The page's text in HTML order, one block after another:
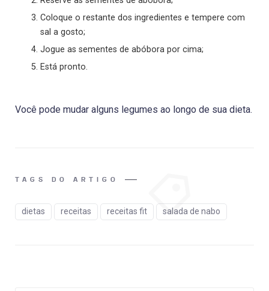
Coloque o restante dos ingredientes e tempere com
sal a gosto;
Jogue as sementes de abóbora por cima;
Está pronto.
Você pode mudar alguns legumes ao longo de sua dieta.
TAGS DO ARTIGO
dietas receitas receitas fit salada de nabo